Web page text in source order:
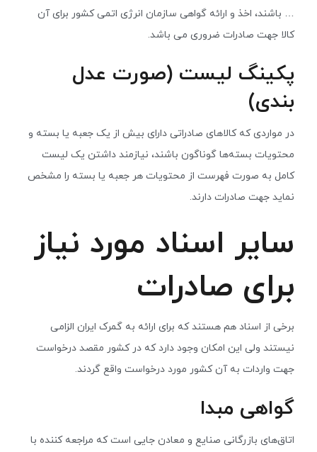
… باشند، اخذ و ارائه گواهی سازمان انرژی اتمی کشور برای آن
کالا جهت صادرات ضروری می باشد.
پکینگ لیست (صورت عدل
بندی)
در مواردی که کالاهای صادراتی دارای بیش از یک جعبه یا بسته و
محتویات بسته‌ها گوناگون باشند، نیازمند داشتن یک لیست
کامل به صورت فهرست از محتویات هر جعبه یا بسته را مشخص
نماید جهت صادرات دارند.
سایر اسناد مورد نیاز
برای صادرات
برخی از اسناد هم هستند که برای ارائه به گمرک ایران الزامی
نیستند ولی این امکان وجود دارد که در کشور مقصد درخواست
جهت واردات به آن کشور مورد درخواست واقع گردند.
گواهی مبدا
اتاق‌های بازرگانی صنایع و معادن جایی است که مراجعه کننده با